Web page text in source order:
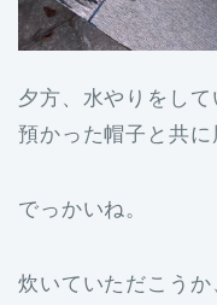
夕方、水やりをし
預かった帽子と共に
でっかいね。
炊いていただこうか